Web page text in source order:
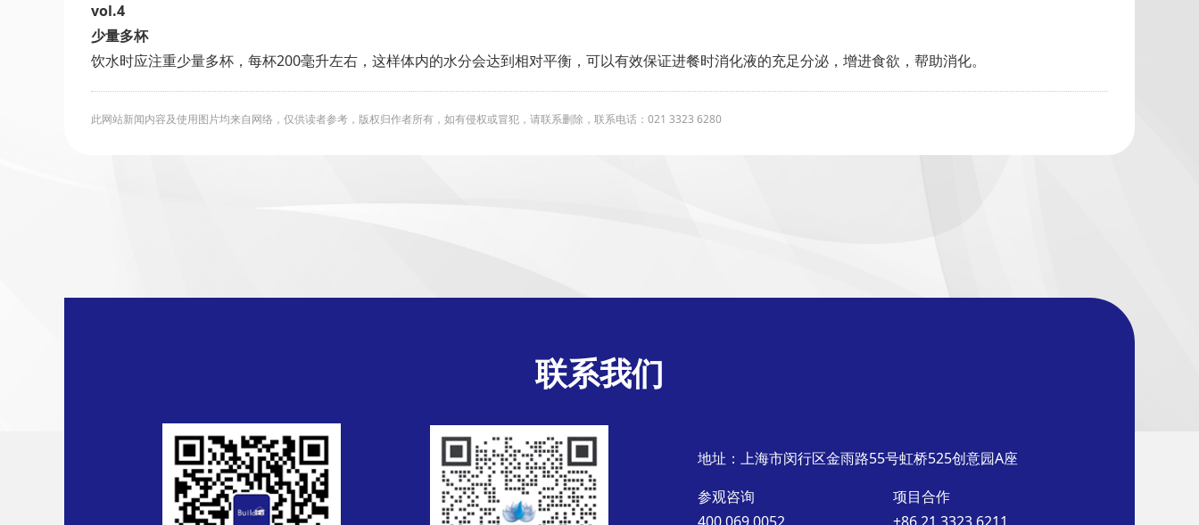
vol.4
少量多杯
饮水时应注重少量多杯，每杯200毫升左右，这样体内的水分会达到相对平衡，可以有效保证进餐时消化液的充足分泌，增进食欲，帮助消化。
此网站新闻内容及使用图片均来自网络，仅供读者参考，版权归作者所有，如有侵权或冒犯，请联系删除，联系电话：021 3323 6280
联系我们
地址：上海市闵行区金雨路55号虹桥525创意园A座
参观咨询
400 069 0052
项目合作
+86 21 3323 6211